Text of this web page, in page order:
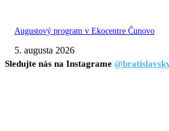
Augustový program v Ekocentre Čunovo
5. augusta 2026
Sledujte nás na Instagrame